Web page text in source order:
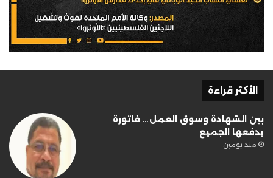
الأكثر قراءة
بين الشهادة وسوق العمل… فاتورة
يدفعها الجميع
منذ يومين